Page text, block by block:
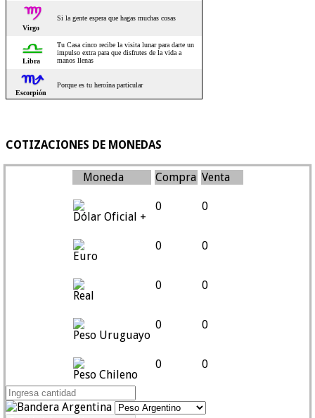
COTIZACIONES DE MONEDAS
Moneda Compra Venta
Dólar Oficial +
0 0
Euro
0 0
Real
0 0
Peso Uruguayo
0 0
Peso Chileno
0 0